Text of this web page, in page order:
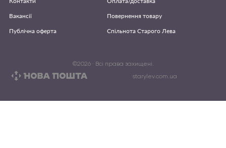
Вакансії
Повернення товару
Публічна оферта
Спільнота Старого Лева
©2026· Всі права захищені.
starylev.com.ua